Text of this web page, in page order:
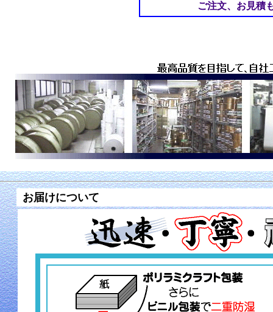
ご注文、お見積
お届けについて